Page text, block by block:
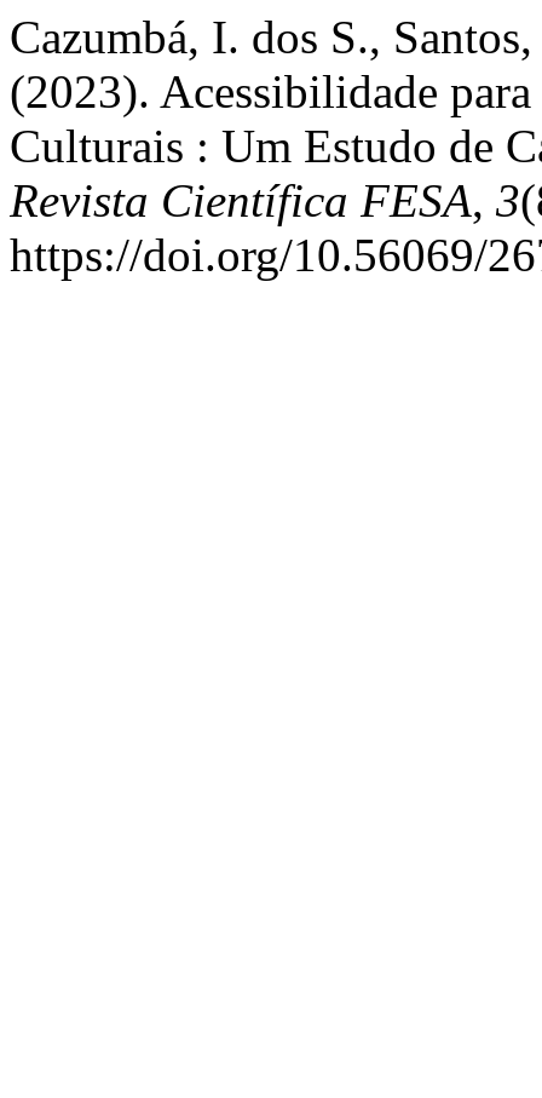
Cazumbá, I. dos S.,
(2023). Acessibilidade
Culturais : Um Estudo de
Revista Científica FESA, 3
https://doi.org/10.56069/